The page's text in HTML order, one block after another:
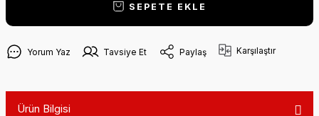
SEPETE EKLE
Yorum Yaz Tavsiye Et Paylaş Karşılaştır
Ürün Bilgisi